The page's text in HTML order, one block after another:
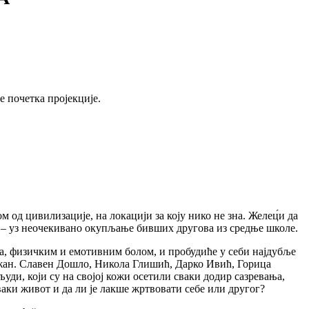
пројекције.
цивилизације, на локацији за коју нико не зна. Желец́и да
уз неочекивано окупљање бивших другова из средње школе.
физичким и емотивним болом, и пробудиће у себи најдубље
Славен Дошло, Никола Глишић, Дарко Ивић, Горица
који су на својој кожи осетили сваки додир сазревања,
живот и да ли је лакше жртвовати себе или другог?